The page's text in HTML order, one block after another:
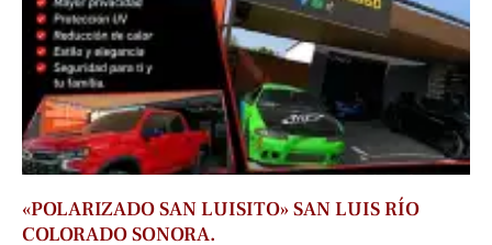
«POLARIZADO SAN LUISITO» SAN LUIS RÍO
COLORADO SONORA.